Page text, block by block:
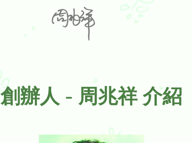
創辦人 - 周兆祥 介紹